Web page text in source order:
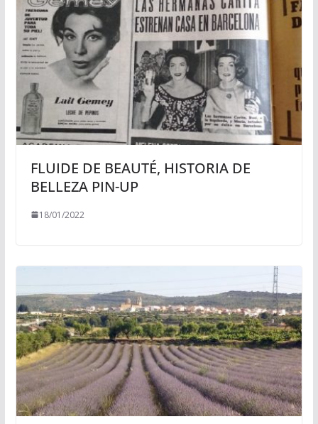
FLUIDE DE BEAUTÉ, HISTORIA DE
BELLEZA PIN-UP
18/01/2022